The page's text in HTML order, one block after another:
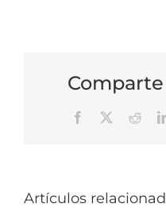
Facebook
Artículos